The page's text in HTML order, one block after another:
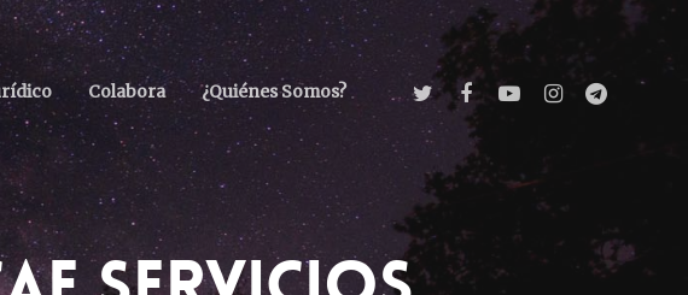
Colabora ¿Quiénes Somos?